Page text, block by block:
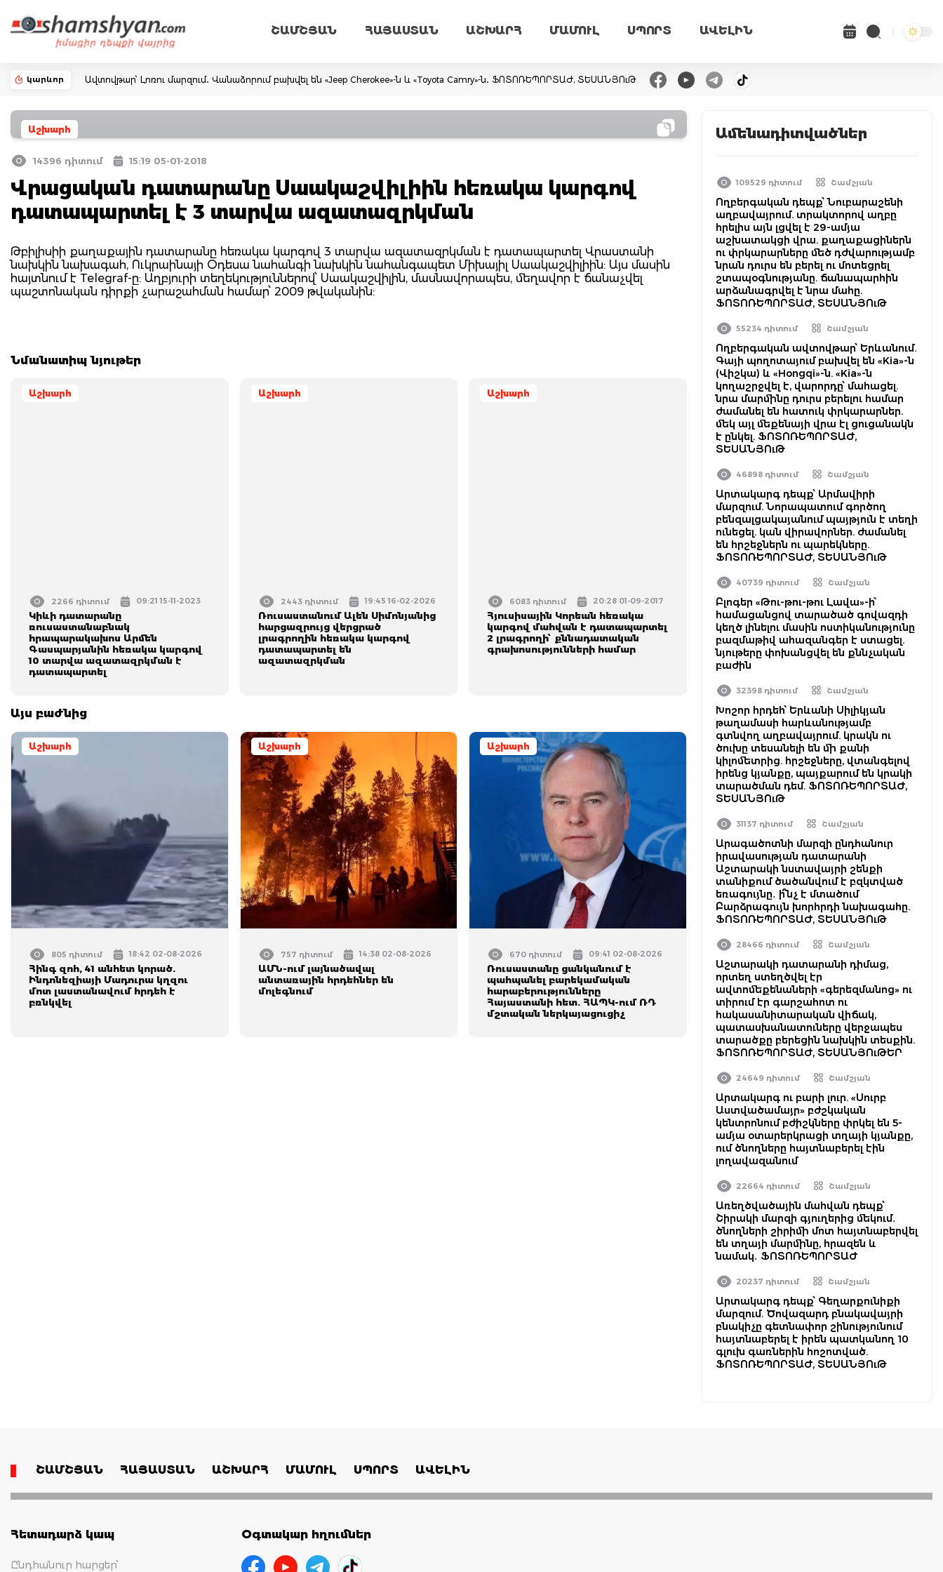
ՇԱՄՇՅԱՆ ՀԱՅԱՍՏԱՆ ԱՇԽԱՐՀ ՄԱՄՈՒԼ ՍՊՈՐՏ ԱՎԵԼԻՆ
կարևոր Ավտովթար՝ Լոռու մարզում․ Վանաձորում բախվել են «Jeep Cherokee»-ն և «Toyota Camry»-ն․ ՖՈՏՈՌԵՊՈՐՏԱԺ, ՏԵՍԱՆՅՈւԹ
Աշխարհ
14396 դիտում 15:19 05-01-2018
Վրացական դատարանը Սաակաշվիլիին հեռակա կարգով
դատապարտել է 3 տարվա ազատազրկման
Թբիլիսիի քաղաքային դատարանը հեռակա կարգով 3 տարվա ազատազրկման է դատապարտել Վրաստանի
նախկին նախագահ, Ուկրաինայի Օդեսա նահանգի նախկին նահանգապետ Միխայիլ Սաակաշվիլիին: Այս մասին
հայտնում է Telegraf-ը: Աղբյուրի տեղեկություններով՝ Սաակաշվիլին, մասնավորապես, մեղավոր է ճանաչվել
պաշտոնական դիրքի չարաշահման համար՝ 2009 թվականին:
Նմանատիպ նյութեր
Աշխարհ
2266 դիտում 09:21 15-11-2023
Կիևի դատարանը
ռուսաստանաբնակ
հրապարակախոս Արմեն
Գասպարյանին հեռակա կարգով
10 տարվա ազատազրկման է
դատապարտել
Աշխարհ
2443 դիտում 19:45 16-02-2026
Ռուսաստանում Ալեն Սիմոնյանից
հարցազրույց վերցրած
լրագրողին հեռակա կարգով
դատապարտել են
ազատազրկման
Աշխարհ
6083 դիտում 20:28 01-09-2017
Հյուսիսային Կորեան հեռակա
կարգով մահվան է դատապարտել
2 լրագրողի՝ քննադատական
գրախոսությունների համար
Այս բաժնից
Աշխարհ
805 դիտում 18:42 02-08-2026
Հինգ զոհ, 41 անհետ կորած.
Ինդոնեզիայի Մադուրա կղզու
մոտ լաստանավում հրդեհ է
բռնկվել
Աշխարհ
757 դիտում 14:38 02-08-2026
ԱՄՆ-ում լայնածավալ
անտառային հրդեհներ են
մոլեգնում
Աշխարհ
670 դիտում 09:41 02-08-2026
Ռուսաստանը ցանկանում է
պահպանել բարեկամական
հարաբերությունները
Հայաստանի հետ. ՀԱՊԿ-ում ՌԴ
մշտական ներկայացուցիչ
Ամենադիտվածներ
109529 դիտում Շամշյան
Ողբերգական դեպք՝ Նուբարաշենի
աղբավայրում. տրակտորով աղբը
հրելիս այն լցվել է 29-ամյա
աշխատակցի վրա. քաղաքացիներն
ու փրկարարները մեծ դժվարությամբ
նրան դուրս են բերել ու մոտեցրել
շտապօգնությանը. ճանապարհին
արձանագրվել է նրա մահը.
ՖՈՏՈՌԵՊՈՐՏԱԺ, ՏԵՍԱՆՅՈւԹ
55234 դիտում Շամշյան
Ողբերգական ավտովթար՝ Երևանում.
Գայի պողոտայում բախվել են «Kia»-ն
(Վիշկա) և «Hongqi»-ն. «Kia»-ն
կողաշրջվել է, վարորդը՝ մահացել.
նրա մարմինը դուրս բերելու համար
ժամանել են հատուկ փրկարարներ.
մեկ այլ մեքենայի վրա էլ ցուցանակն
է ընկել. ՖՈՏՈՌԵՊՈՐՏԱԺ,
ՏԵՍԱՆՅՈւԹ
46898 դիտում Շամշյան
Արտակարգ դեպք՝ Արմավիրի
մարզում. Նորապատում գործող
բենզալցակայանում պայթյուն է տեղի
ունեցել. կան վիրավորներ. ժամանել
են հրշեջներն ու պարեկները.
ՖՈՏՈՌԵՊՈՐՏԱԺ, ՏԵՍԱՆՅՈւԹ
40739 դիտում Շամշյան
Բլոգեր «Թու-թու-թու Լավա»-ի՝
համացանցով տարածած գովազդի
կեղծ լինելու մասին ոստիկանությունը
բազմաթիվ ահազանգեր է ստացել.
նյութերը փոխանցվել են քննչական
բաժին
32398 դիտում Շամշյան
Խոշոր հրդեհ՝ Երևանի Սիլիկյան
թաղամասի հարևանությամբ
գտնվող աղբավայրում. կրակն ու
ծուխը տեսանելի են մի քանի
կիլոմետրից. հրշեջները, վտանգելով
իրենց կյանքը, պայքարում են կրակի
տարածման դեմ. ՖՈՏՈՌԵՊՈՐՏԱԺ,
ՏԵՍԱՆՅՈւԹ
31137 դիտում Շամշյան
Արագածոտնի մարզի ընդհանուր
իրավասության դատարանի
Աշտարակի նստավայրի շենքի
տանիքում ծածանվում է բզկտված
եռագույնը․ ի՞նչ է մտածում
Բարձրագույն խորհրդի նախագահը.
ՖՈՏՈՌԵՊՈՐՏԱԺ, ՏԵՍԱՆՅՈւԹ
28466 դիտում Շամշյան
Աշտարակի դատարանի դիմաց,
որտեղ ստեղծվել էր
ավտոմեքենաների «գերեզմանոց» ու
տիրում էր գարշահոտ ու
հակասանիտարական վիճակ,
պատասխանատուները վերջապես
տարածքը բերեցին նախկին տեսքին.
ՖՈՏՈՌԵՊՈՐՏԱԺ, ՏԵՍԱՆՅՈւԹԵՐ
24649 դիտում Շամշյան
Արտակարգ ու բարի լուր. «Սուրբ
Աստվածամայր» բժշկական
կենտրոնում բժիշկները փրկել են 5-
ամյա օտարերկրացի տղայի կյանքը,
ում ծնողները հայտնաբերել էին
լողավազանում
22664 դիտում Շամշյան
Առեղծվածային մահվան դեպք՝
Շիրակի մարզի գյուղերից մեկում․
ծնողների շիրիմի մոտ հայտնաբերվել
են տղայի մարմինը, հրազեն և
նամակ․ ՖՈՏՈՌԵՊՈՐՏԱԺ
20237 դիտում Շամշյան
Արտակարգ դեպք՝ Գեղարքունիքի
մարզում. Ծովազարդ բնակավայրի
բնակիչը գետնափոր շինությունում
հայտնաբերել է իրեն պատկանող 10
գլուխ գառներին հոշոտված.
ՖՈՏՈՌԵՊՈՐՏԱԺ, ՏԵՍԱՆՅՈւԹ
ՇԱՄՇՅԱՆ ՀԱՅԱՍՏԱՆ ԱՇԽԱՐՀ ՄԱՄՈՒԼ ՍՊՈՐՏ ԱՎԵԼԻՆ
Հետադարձ կապ
Ընդհանուր հարցեր՝
Օգտակար հղումներ